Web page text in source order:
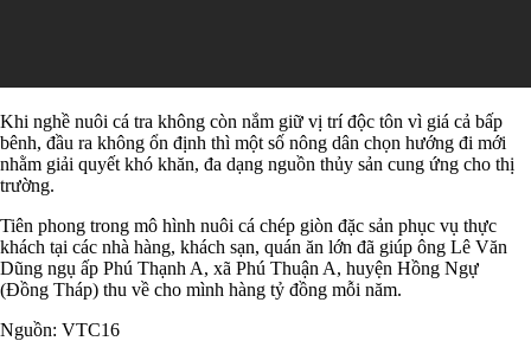
Khi nghề nuôi cá tra không còn nắm giữ vị trí độc tôn vì giá cả bấp
bênh, đầu ra không ổn định thì một số nông dân chọn hướng đi mới
nhằm giải quyết khó khăn, đa dạng nguồn thủy sản cung ứng cho thị
trường.
Tiên phong trong mô hình nuôi cá chép giòn đặc sản phục vụ thực
khách tại các nhà hàng, khách sạn, quán ăn lớn đã giúp ông Lê Văn
Dũng ngụ ấp Phú Thạnh A, xã Phú Thuận A, huyện Hồng Ngự
(Đồng Tháp) thu về cho mình hàng tỷ đồng mỗi năm.
Nguồn: VTC16